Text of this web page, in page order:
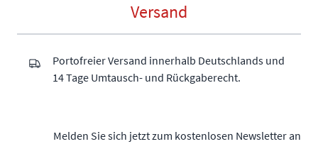
Versand
Portofreier Versand innerhalb Deutschlands und
14 Tage Umtausch- und Rückgaberecht.
Melden Sie sich jetzt zum kostenlosen Newsletter an